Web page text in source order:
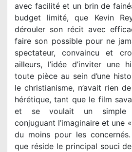
avec facilité et un brin de
budget limité, que Kevin
dérouler son récit avec
faire son possible pour ne
spectateur, convaincu et
ailleurs, l’idée d’inviter une
toute pièce au sein d’une
le christianisme, n’avait rien
hérétique, tant que le film
et se voulait un simple
conjuguant l’imaginaire et une
du moins pour les
que réside le principal souci